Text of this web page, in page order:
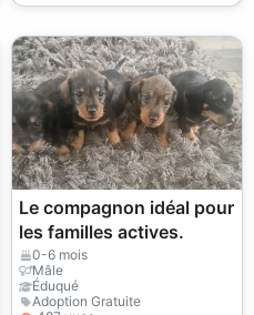
Le compagnon idéal pour
les familles actives.
0-6 mois
Mâle
Éduqué
Adoption Gratuite